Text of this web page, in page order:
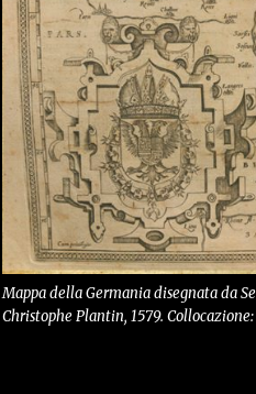
Mappa della Germania disegnata da
Christophe Plantin, 1579. Collocazione: